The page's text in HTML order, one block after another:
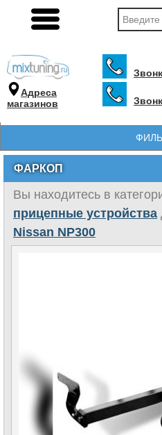
Адреса
магазинов
ФАРКОП
Вы находитесь в
прицепные устройства
Nissan NP300